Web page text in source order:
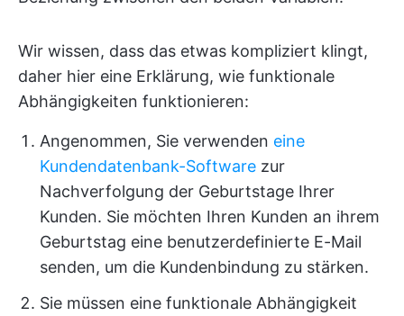
Wir wissen, dass das etwas kompliziert klingt,
daher hier eine Erklärung, wie funktionale
Abhängigkeiten funktionieren:
Angenommen, Sie verwenden eine
Kundendatenbank-Software zur
Nachverfolgung der Geburtstage Ihrer
Kunden. Sie möchten Ihren Kunden an ihrem
Geburtstag eine benutzerdefinierte E-Mail
senden, um die Kundenbindung zu stärken.
Sie müssen eine funktionale Abhängigkeit